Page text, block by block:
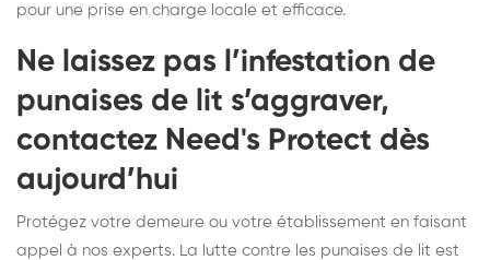
pour une prise en charge locale et efficace.
Ne laissez pas l’infestation de
punaises de lit s’aggraver,
contactez Need's Protect dès
aujourd’hui
Protégez votre demeure ou votre établissement en faisant
appel à nos experts. La lutte contre les punaises de lit est